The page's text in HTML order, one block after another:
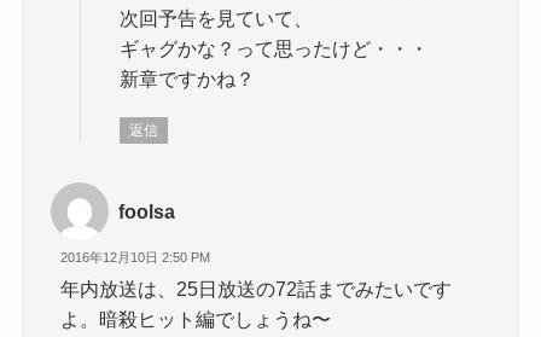
次回予告を見ていて、
ギャグかな？って思ったけど・・・
新章ですかね？
返信
foolsa
2016年12月10日 2:50 PM
年内放送は、25日放送の72話までみたいです
よ。暗殺ヒット編でしょうね〜